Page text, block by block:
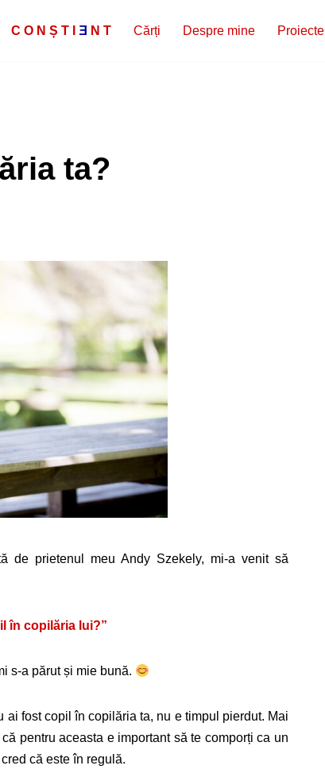
C O N Ș T E N T Cărți Despre mine Proiecte
ta?
de prietenul meu Andy Szekely, mi-a venit să
în copilăria lui?”
s-a părut și mie bună.
fost copil în copilăria ta, nu e timpul pierdut. Mai
pentru aceasta e important să te comporți ca un
că este în regulă.